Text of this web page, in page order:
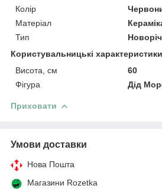
Колір
Матеріал
Тип
Користувальницькі характеристики
Висота, см
60
Фігура
Дід
Приховати
Умови доставки
Нова Пошта
Магазини Rozetka